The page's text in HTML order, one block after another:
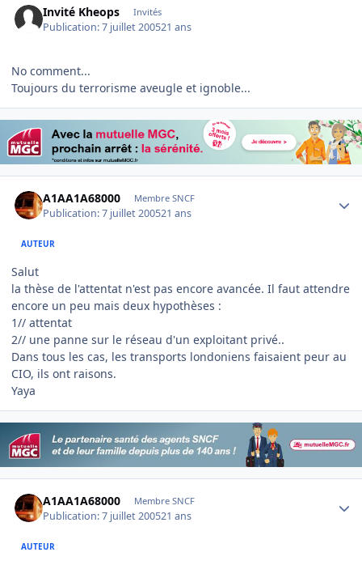
Invité Kheops Invités
Publication:7 juillet 200521 ans
No comment...
Toujours du terrorisme aveugle et ignoble...
A1AA1A68000 Membre SNCF
Publication:7 juillet 200521 ans
AUTEUR
Salut
la thèse de l'attentat n'est pas encore avancée. Il faut attendre
encore un peu mais deux hypothèses :
1// attentat
2// une panne sur le réseau d'un exploitant privé..
Dans tous les cas, les transports londoniens faisaient peur au
CIO, ils ont raisons.
Yaya
A1AA1A68000 Membre SNCF
Publication:7 juillet 200521 ans
AUTEUR